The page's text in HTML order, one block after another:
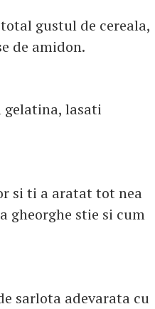
gustul de cereala,
de amidon.
gelatina, lasati
si ti a aratat tot nea
gheorghe stie si cum
sarlota adevarata cu